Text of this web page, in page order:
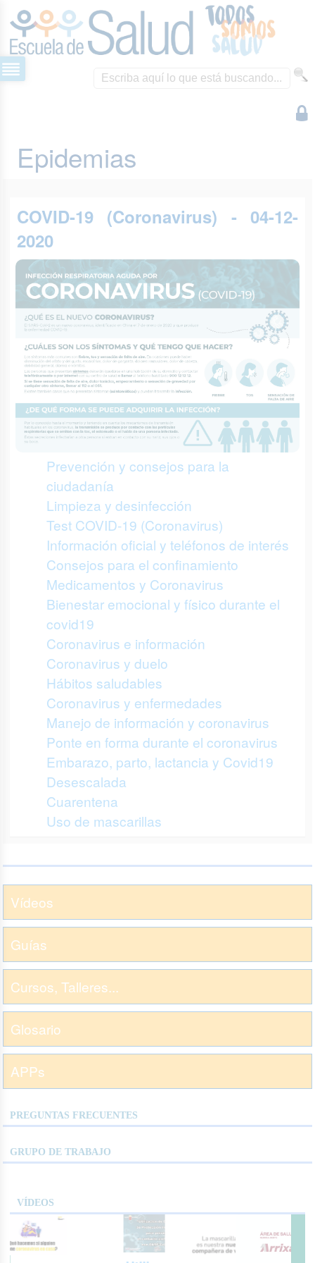
Epidemias
COVID-19 (Coronavirus) - 04-12-
2020
Prevención y consejos para la
ciudadanía
Limpieza y desinfección
Test COVID-19 (Coronavirus)
Información oficial y teléfonos de interés
Consejos para el confinamiento
Medicamentos y Coronavirus
Bienestar emocional y físico durante el
covid19
Coronavirus e información
Coronavirus y duelo
Hábitos saludables
Coronavirus y enfermedades
Manejo de información y coronavirus
Ponte en forma durante el coronavirus
Embarazo, parto, lactancia y Covid19
Desescalada
Cuarentena
Uso de mascarillas
Vídeos
Guías
Cursos, Talleres...
Glosario
APPs
PREGUNTAS FRECUENTES
GRUPO DE TRABAJO
VÍDEOS